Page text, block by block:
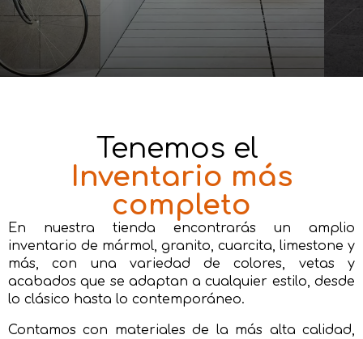
Tenemos el
Inventario más
completo
En nuestra tienda encontrarás un amplio
inventario de mármol, granito, cuarcita, limestone y
más, con una variedad de colores, vetas y
acabados que se adaptan a cualquier estilo, desde
lo clásico hasta lo contemporáneo.
Contamos con materiales de la más alta calidad,